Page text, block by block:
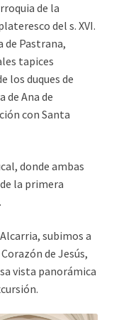
de la
del s. XVI.
de Pastrana,
tapices
los duques de
de Ana de
con Santa
donde ambas
la primera
subimos a
de Jesús,
vista panorámica